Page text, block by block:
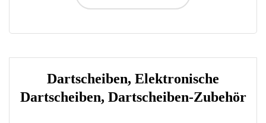
Dartscheiben, Elektronische
Dartscheiben, Dartscheiben-Zubehör